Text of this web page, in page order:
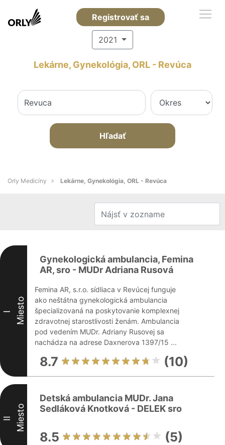
Registrovať sa
2021
Lekárne, Gynekológia, ORL - Revúca
Hľadať
Orly Medicíny Lekárne, Gynekológia, ORL - Revúca
I Miesto
Gynekologická ambulancia, Femina
AR, sro - MUDr Adriana Rusová
Femina AR, s.r.o. sídliaca v Revúcej funguje
ako neštátna gynekologická ambulancia
špecializovaná na poskytovanie komplexnej
zdravotnej starostlivosti ženám. Ambulancia
pod vedením MUDr. Adriany Rusovej sa
nachádza na adrese Daxnerova 1397/15 ...
8.7 (10)
II Miesto
Detská ambulancia MUDr. Jana
Sedláková Knotková - DELEK sro
8.5 (5)